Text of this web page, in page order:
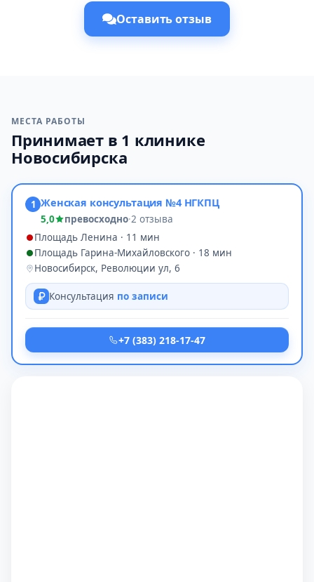
Оставить отзыв
МЕСТА РАБОТЫ
Принимает в 1 клинике
Новосибирска
1 Женская консультация №4 НГКПЦ
5,0 превосходно·2 отзыва
Площадь Ленина · 11 мин
Площадь Гарина-Михайловского · 18 мин
Новосибирск, Революции ул, 6
Консультация по записи
+7 (383) 218-17-47